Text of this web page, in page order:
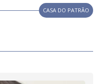
CASA DO PATRÃO